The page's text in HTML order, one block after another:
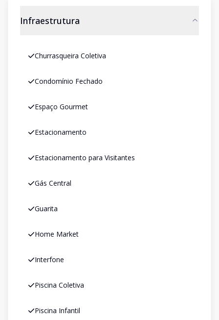
Infraestrutura
Churrasqueira Coletiva
Condomínio Fechado
Espaço Gourmet
Estacionamento
Estacionamento para Visitantes
Gás Central
Guarita
Home Market
Interfone
Piscina Coletiva
Piscina Infantil